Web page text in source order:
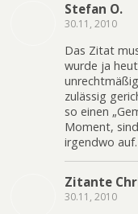
Stefan O.
30.11, 2010
Das Zitat
wurde ja
zulässig
so einen
Moment,
irgendwo auf.
Zitante
30.11, 2010